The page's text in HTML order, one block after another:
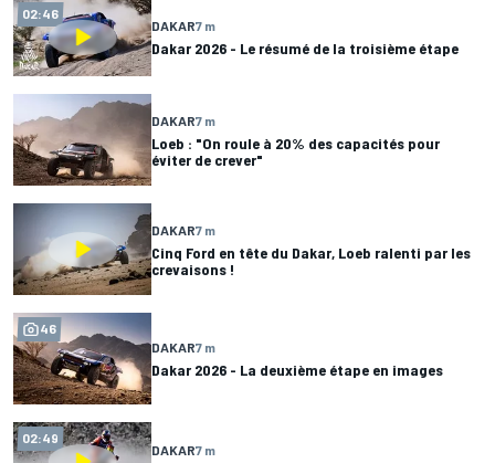
02:46
DAKAR7 m
Dakar 2026 - Le résumé de la troisième étape
DAKAR7 m
Loeb : "On roule à 20% des capacités pour
éviter de crever"
DAKAR7 m
Cinq Ford en tête du Dakar, Loeb ralenti par les
crevaisons !
46
DAKAR7 m
Dakar 2026 - La deuxième étape en images
02:49
DAKAR7 m